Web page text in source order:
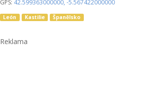
GPS: 42.599363000000, -5.567422000000
León Kastilie Španělsko
Reklama